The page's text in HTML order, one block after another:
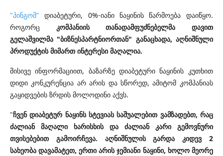
"პინგომ" დიაბეტური, 0%-იანი ნაყინის წარმოება დაიწყო.
როგორც კომპანიის თანადამფუძნებელმა დავით
გელაშვილმა "ბიზნესპარტნიორთან" განაცხადა, აღნიშნული
პროდუქტის მიმართ ინტერესი მაღალია.
მისივე ინფორმაციით, ბაზარზე დიაბეტური ნაყინის კუთხით
დიდი კონკურენცია არ არის და სწორედ, ამიტომ კომპანიას
გაყიდვების ზრდის მოლოდინი აქვს.
"ჩვენ დიაბეტურ ნაყინს სტევიას საშუალებით ვამზადებთ, რაც
ძალიან მაღალი ხარისხის და ძალიან კარი გემოვნური
თვისებებით გამოირჩევა. აღნიშნულის გარდა კიდევ 2
სახეობა დავამატეთ, ერთი არის ჯემიანი ნაყინი, ხოლო მეორე